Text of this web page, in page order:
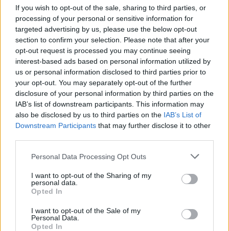
If you wish to opt-out of the sale, sharing to third parties, or
processing of your personal or sensitive information for
targeted advertising by us, please use the below opt-out
section to confirm your selection. Please note that after your
opt-out request is processed you may continue seeing
interest-based ads based on personal information utilized by
us or personal information disclosed to third parties prior to
your opt-out. You may separately opt-out of the further
disclosure of your personal information by third parties on the
IAB’s list of downstream participants. This information may
also be disclosed by us to third parties on the IAB’s List of
Downstream Participants that may further disclose it to other
Personal Data Processing Opt Outs
I want to opt-out of the Sharing of my
personal data.
Opted In
I want to opt-out of the Sale of my
Personal Data.
Opted In
γεμάτος με δέντρα, λουλούδια, βοτανικούς
κήπους, μια μικρή λίμνη και μικρά μονοπάτια για
πεζοπορίες. Σχεδιάστηκε το 1813 και από τότε
μέχρι τώρα δε σταματάει να χαρίζει μοναδικές
στιγμές τους ταξιδιώτες που το επισκέπτονται!
Και επειδή δε γίνετε να πας στη Λουμπλιάνα και
να μη βρεθείς στη λίμνη Blend. Αυτό το μικρό
νησάκι στη μέση μιας πανέμορφης λίμνης που
μοιάζει με σκηνικό ταινίας. Αναζήτησε τα διάφορα
ολοήμερα tours που υπάρχουν. Στην αρχή θα σε
πάνε στην Kamnik που είναι μια υπέροχη
κωμόπολη γεμάτη με εξαιρετική φύση και μετά τα